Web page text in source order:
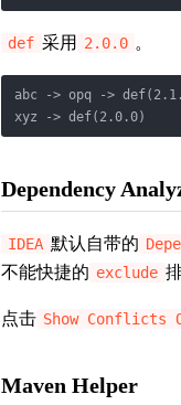
def 采用 2.0.0 。
abc -> opq ->
xyz -> def(2.0.0)
Dependency
IDEA 默认自带的
不能快捷的 exclude
点击 Show Conflicts
Maven Helper